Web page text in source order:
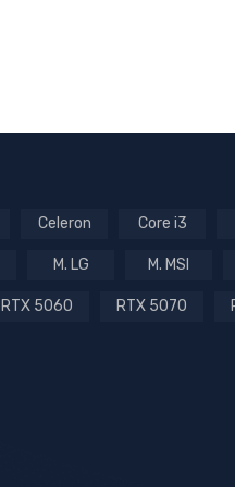
Celeron Core i3
M. LG M. MSI
RTX 5060 RTX 5070